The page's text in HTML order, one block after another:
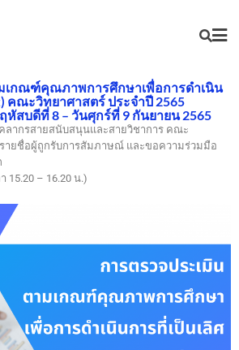
เกณฑ์คุณภาพการศึกษาเพื่อการดำเนิน
คณะวิทยาศาสตร์ ประจำปี 2565
สบดีที่ 8 – วันศุกร์ที่ 9 กันยายน 2565
ากรสายสนับสนุนและสายวิชาการ คณะ
รายชื่อผู้ถูกรับการสัมภาษณ์ และขอความร่วมมือ
15.20 – 16.20 น.)